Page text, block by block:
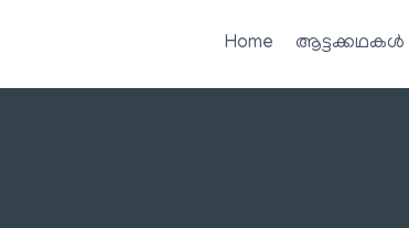
Home ആട്ടക്കഥകൾ